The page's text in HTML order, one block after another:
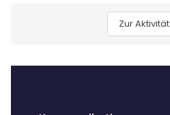
Zur Aktivität